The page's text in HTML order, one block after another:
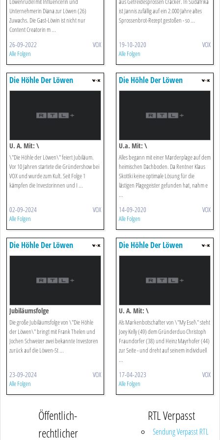
Unternehmerin Diana zur Löwen (26)
Zuwachs. Die Gast-Löwin ist nicht nur
Content Creatorin m ...
26-09-2022 VOX
Alle Folgen
ist Jannis zufällig auf ein 2.000 Jahre altes
Sprossenbrot-Rezept gestoßen - so ...
19-10-2020 VOX
Alle Folgen
Die Höhle Der Löwen
U. A. Mit: \
\"Die Höhle der Löwen\" feiert Jubiläum.
Vor 10 Jahren startete die Gründershow bei
VOX und wurde zum Kult. Seit Folge 1
kämpfen die Investorinnen und I ...
02-09-2024 VOX
Alle Folgen
Die Höhle Der Löwen
U.a. Mit: \
Alles begann mit einer Marderplage auf dem
heimischen Dachboden. Da Rentner Klaus
Skottki keine optimale Lösung für die
lästigen Plagegeister gefunden hat, nahm e
...
14-09-2020 VOX
Alle Folgen
Die Höhle Der Löwen
Jubiläumsfolge
Die große Jubiläumsfolge von \"Die Höhle
der Löwen\" bringt mit Frank Thelen und
Jochen Schweizer zwei bekannte Investoren
zurück auf die Löwen-St ...
23-09-2024 VOX
Alle Folgen
Die Höhle Der Löwen
U. A. Mit: \
Als Markenbotschafter von \"My Esel\" steht
Joey Kelly (49) dem Gründerduo Christoph
Fraundorfer (38) und Heinz Mayrhofer (44)
zur Seite - und dreht auf seinem individuell
...
17-04-2023 VOX
Alle Folgen
Öffentlich-
rechtlicher
RTL Verpasst
Sendung Verpasst RTL